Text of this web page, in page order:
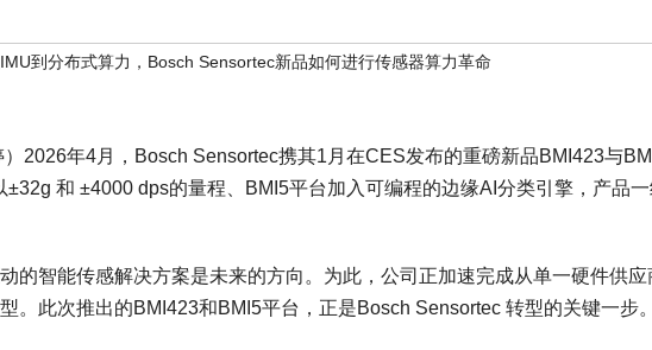
到分布式算力，Bosch Sensortec新品如何进行传感器算力革命
2026年4月，Bosch Sensortec携其1月在CES发布的重磅新品BMI423与
和 ±4000 dps的量程、BMI5平台加入可编程的边缘AI分类引擎，产品
的智能传感解决方案是未来的方向。为此，公司正加速完成从单一硬件供应
。此次推出的BMI423和BMI5平台，正是Bosch Sensortec 转型的关键一步。